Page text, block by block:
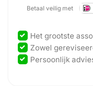
Betaal veilig met
Het grootste
Zowel
Persoonlijk